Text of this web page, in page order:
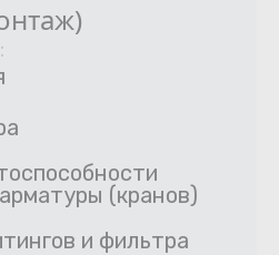
(кранов)
и фильтра